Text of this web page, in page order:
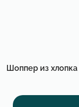
Шоппер из